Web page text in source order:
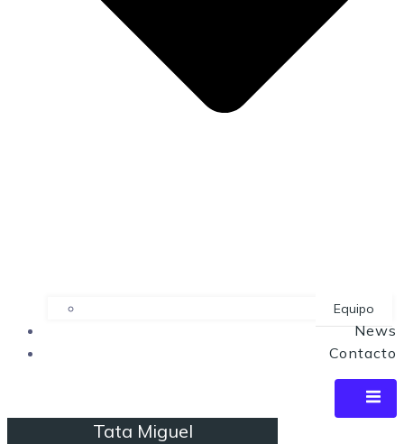
Equipo
News
Contacto
Tata Miguel